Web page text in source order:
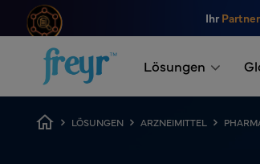
Zum Hauptinhalt springen Ihr
Lösungen
Breadcrumb
LÖSUNGEN ARZNEIMITTEL